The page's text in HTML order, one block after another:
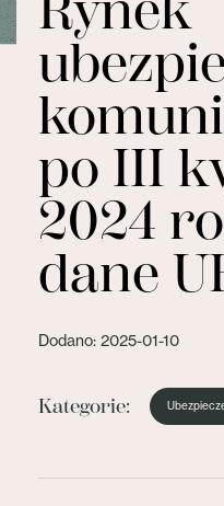
po III
2024
dane
Dodano: 2025-01-10
Kategorie: